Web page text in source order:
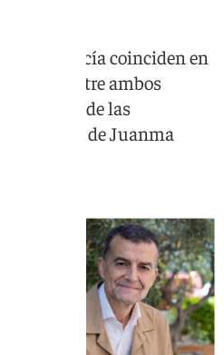
Andalucía coinciden en
entre ambos
opacidad de las
de Juanma